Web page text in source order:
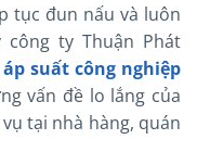
tục đun nấu và luôn
ty Thuận Phát
suất công nghiệp
vấn đề lo lắng của
tại nhà hàng, quán